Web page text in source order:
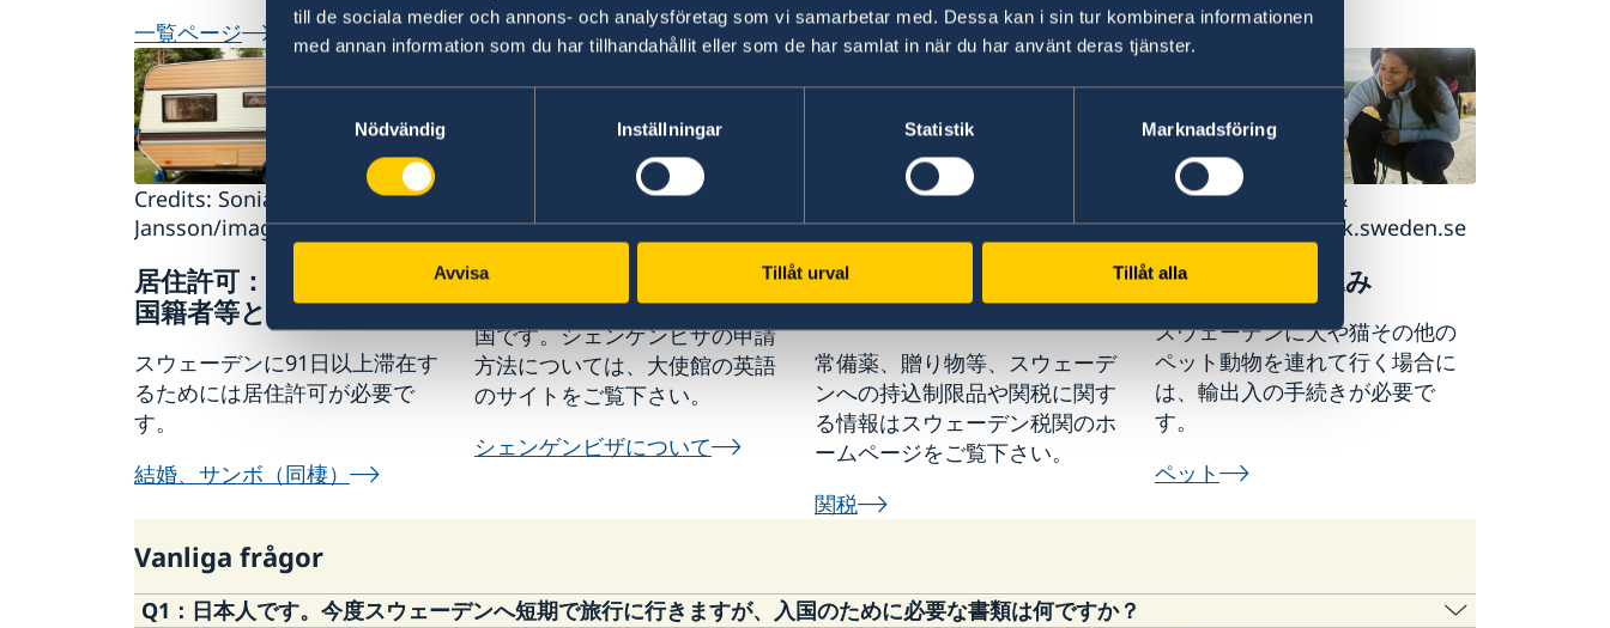
till de sociala medier och annons- och analysföretag som vi samarbetar med. Dessa kan i sin tur kombinera informationen
med annan information som du har tillhandahållit eller som de har samlat in när du har använt deras tjänster.
Samtyckesval
Nödvändig
Inställningar Statistik Marknadsföring
Avvisa Tillåt urval Tillåt alla
一覧ページ
留学
労働、研究
Credits: Sonia
Jansson/imagebank.sweden.se
居住許可：スウェーデン
国籍者等との同居
スウェーデンに91日以上滞在す
るためには居住許可が必要で
す。
結婚、サンボ（同棲）
渡航ビザ（シェンゲンビ
ザ）
スウェーデンはシェンゲン協定
国です。シェンゲンビザの申請
方法については、大使館の英語
のサイトをご覧下さい。
シェンゲンビザについて
Credits: Melker
Dahlstrand/Imagebank.sweden.se
関税・入国時の持ち込み制
限
常備薬、贈り物等、スウェーデ
ンへの持込制限品や関税に関す
る情報はスウェーデン税関のホ
ームページをご覧下さい。
関税
Credits: Lindsten &
Nilsson/imagebank.sweden.se
ペットの持ち込み
スウェーデンに犬や猫その他の
ペット動物を連れて行く場合に
は、輸出入の手続きが必要で
す。
ペット
Vanliga frågor
Q1：日本人です。今度スウェーデンへ短期で旅行に行きますが、入国のために必要な書類は何ですか？